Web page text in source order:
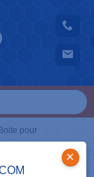
×
Boite pour